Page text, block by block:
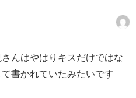
んはやはりキスだけではな
書かれていたみたいです